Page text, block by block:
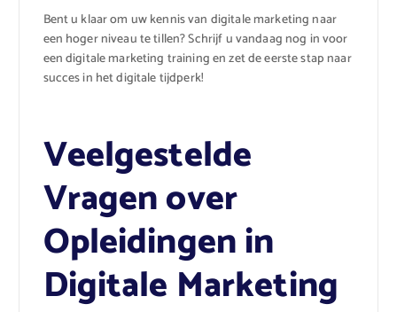
Bent u klaar om uw kennis van digitale marketing naar
een hoger niveau te tillen? Schrijf u vandaag nog in voor
een digitale marketing training en zet de eerste stap naar
succes in het digitale tijdperk!
Veelgestelde
Vragen over
Opleidingen in
Digitale Marketing